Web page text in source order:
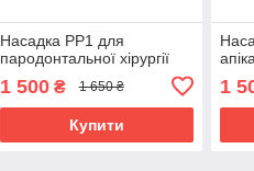
Насадка PP1 для
пародонтальної хірургії
1 500₴ 1 650 ₴
Купити
1